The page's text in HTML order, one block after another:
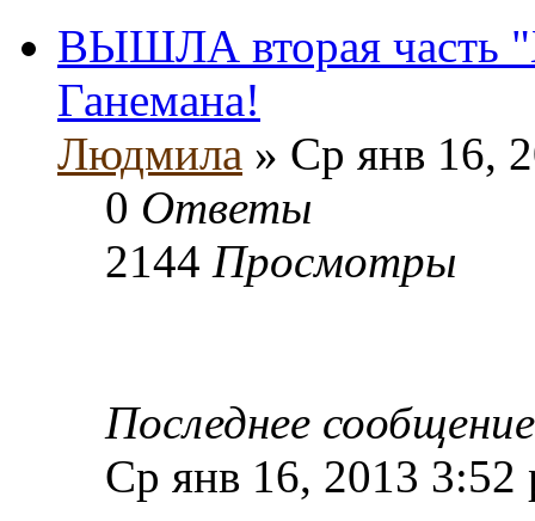
ВЫШЛА вторая часть
Ганемана!
Людмила » Ср янв 16,
0 Ответы
2144 Просмотры
Последнее
Ср янв 16, 2013 3:52